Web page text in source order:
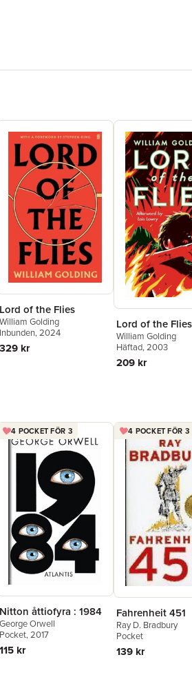
Lord of the Flies
William Golding
Inbunden, 2024
329 kr
Lord of the Flies
William Golding
Häftad, 2003
209 kr
4 POCKET FÖR 3
Nitton åttiofyra : 1984
George Orwell
Pocket, 2017
115 kr
4 POCKET FÖR 3
Fahrenheit 451
Ray D. Bradbury
Pocket
139 kr